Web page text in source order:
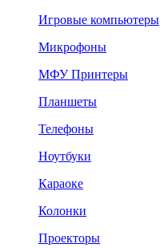
Игровые компьютеры
Микрофоны
МФУ Принтеры
Планшеты
Телефоны
Ноутбуки
Караоке
Колонки
Проекторы